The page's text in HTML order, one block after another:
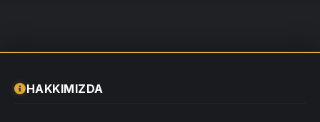
oyunun daha stabil çalışması sağlandı.
HAKKIMIZDA